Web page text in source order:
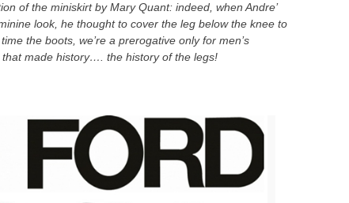
of the miniskirt by Mary Quant: indeed, when Andre’
look, he thought to cover the leg below the knee to
the boots, we’re a prerogative only for men’s
made history…. the history of the legs!